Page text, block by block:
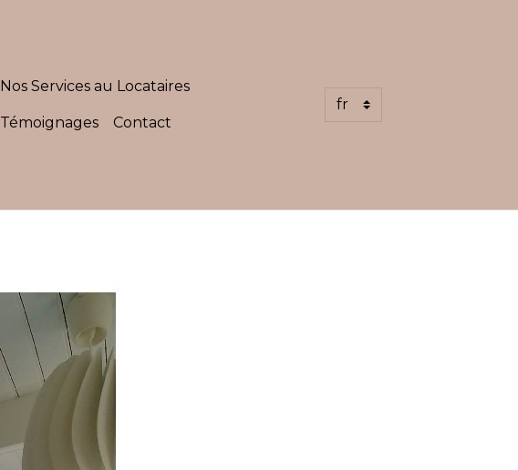
Nos Services au Locataires
Témoignages Contact